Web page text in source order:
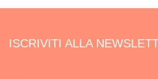
ISCRIVITI ALLA